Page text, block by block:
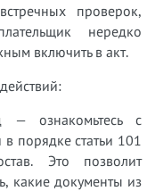
проверок,
нередко
включить в акт.
ознакомьтесь с
порядке статьи 101
Это позволит
какие документы из